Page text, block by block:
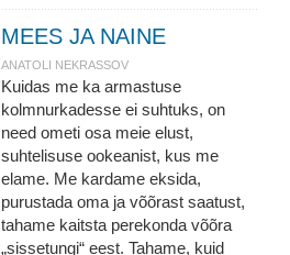
MEES JA NAINE
ANATOLI NEKRASSOV
Kuidas me ka armastuse
kolmnurkadesse ei suhtuks, on
need ometi osa meie elust,
suhtelisuse ookeanist, kus me
elame. Me kardame eksida,
purustada oma ja võõrast saatust,
tahame kaitsta perekonda võõra
„sissetungi“ eest. Tahame, kuid